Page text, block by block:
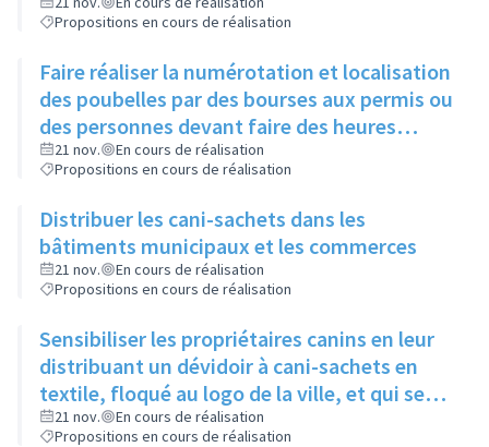
Propositions en cours de réalisation
Faire réaliser la numérotation et localisation
des poubelles par des bourses aux permis ou
des personnes devant faire des heures
d'intérêt général pour dégradation de
mobilier urbain
21 nov.
En cours de réalisation
Propositions en cours de réalisation
Distribuer les cani-sachets dans les
bâtiments municipaux et les commerces
21 nov.
En cours de réalisation
Propositions en cours de réalisation
Sensibiliser les propriétaires canins en leur
distribuant un dévidoir à cani-sachets en
textile, floqué au logo de la ville, et qui se
fixe à la laisse
21 nov.
En cours de réalisation
Propositions en cours de réalisation